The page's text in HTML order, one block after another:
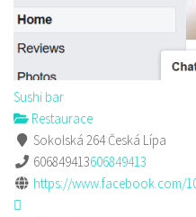
Sushi bar
Restaurace
Sokolská 264 Česká Lípa
606849413606849413
https://www.facebook.com/